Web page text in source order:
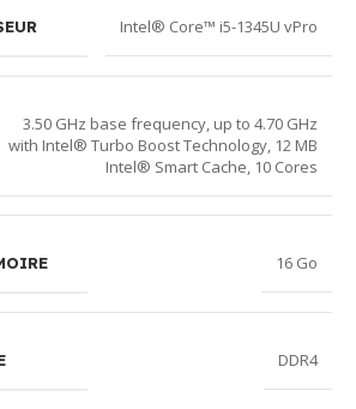
Intel® Core™ i5-1345U vPro
3.50 GHz base frequency, up to 4.70 GHz
with Intel® Turbo Boost Technology, 12 MB
Intel® Smart Cache, 10 Cores
16 Go
DDR4